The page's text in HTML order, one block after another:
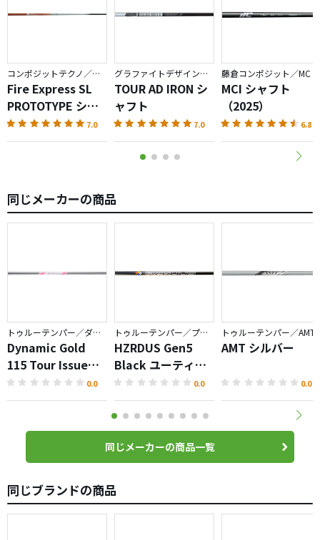
コンポジットテクノ／ファイアーエクスプレス
Fire Express SL
PROTOTYPE シャ
フト
7.0
グラファイトデザイン／TOUR AD
TOUR AD IRON シ
ャフト
7.0
藤倉コンポジット／MC
MCI シャフト
（2025）
6.8
同じメーカーの商品
トゥルーテンパー／ダイナミックゴールド
Dynamic Gold
115 Tour Issue
SAKURA
0.0
トゥルーテンパー／プロジェクトX
HZRDUS Gen5
Black ユーティリ
ティ
0.0
トゥルーテンパー／AMT
AMT シルバー
0.0
同じメーカーの商品一覧
同じブランドの商品